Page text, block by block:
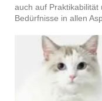
auch auf Praktikabilität
Bedürfnisse in allen